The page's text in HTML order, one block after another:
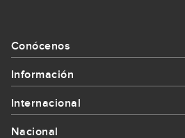
Conócenos
Información
Internacional
Nacional